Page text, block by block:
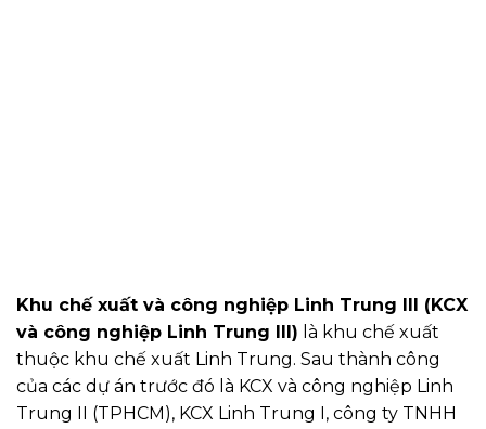
Khu chế xuất và công nghiệp Linh Trung III (KCX
và công nghiệp Linh Trung III) là khu chế xuất
thuộc khu chế xuất Linh Trung. Sau thành công
của các dự án trước đó là KCX và công nghiệp Linh
Trung II (TPHCM), KCX Linh Trung I, công ty TNHH